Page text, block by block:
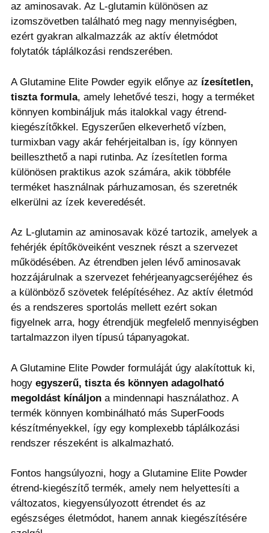
az aminosavak. Az L-glutamin különösen az
izomszövetben található meg nagy mennyiségben,
ezért gyakran alkalmazzák az aktív életmódot
folytatók táplálkozási rendszerében.
A Glutamine Elite Powder egyik előnye az ízesítetlen,
tiszta formula, amely lehetővé teszi, hogy a terméket
könnyen kombináljuk más italokkal vagy étrend-
kiegészítőkkel. Egyszerűen elkeverhető vízben,
turmixban vagy akár fehérjeitalban is, így könnyen
beilleszthető a napi rutinba. Az ízesítetlen forma
különösen praktikus azok számára, akik többféle
terméket használnak párhuzamosan, és szeretnék
elkerülni az ízek keveredését.
Az L-glutamin az aminosavak közé tartozik, amelyek a
fehérjék építőköveiként vesznek részt a szervezet
működésében. Az étrendben jelen lévő aminosavak
hozzájárulnak a szervezet fehérjeanyagcseréjéhez és
a különböző szövetek felépítéséhez. Az aktív életmód
és a rendszeres sportolás mellett ezért sokan
figyelnek arra, hogy étrendjük megfelelő mennyiségben
tartalmazzon ilyen típusú tápanyagokat.
A Glutamine Elite Powder formuláját úgy alakítottuk ki,
hogy egyszerű, tiszta és könnyen adagolható
megoldást kínáljon a mindennapi használathoz. A
termék könnyen kombinálható más SuperFoods
készítményekkel, így egy komplexebb táplálkozási
rendszer részeként is alkalmazható.
Fontos hangsúlyozni, hogy a Glutamine Elite Powder
étrend-kiegészítő termék, amely nem helyettesíti a
változatos, kiegyensúlyozott étrendet és az
egészséges életmódot, hanem annak kiegészítésére